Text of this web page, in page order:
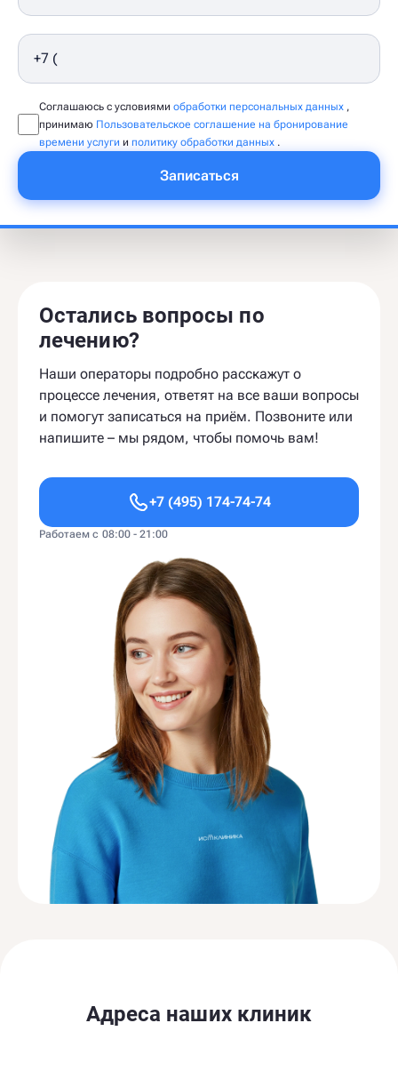
Соглашаюсь с условиями обработки персональных данных ,
принимаю Пользовательское соглашение на бронирование
времени услуги и политику обработки данных .
Записаться
Остались вопросы по
лечению?
Наши операторы подробно расскажут о
процессе лечения, ответят на все ваши вопросы
и помогут записаться на приём. Позвоните или
напишите – мы рядом, чтобы помочь вам!
+7 (495) 174-74-74
Работаем с 08:00 - 21:00
Адреса наших клиник